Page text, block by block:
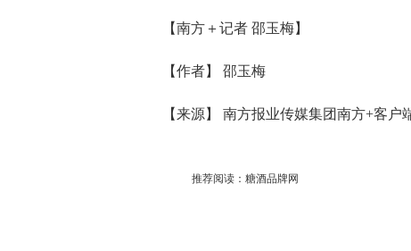
【南方＋记者 邵玉梅】
【作者】 邵玉梅
【来源】 南方报业传媒集团南方+客户
推荐阅读： 糖酒品牌网